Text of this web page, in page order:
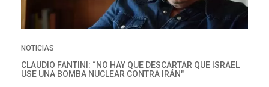
NOTICIAS
CLAUDIO FANTINI: “NO HAY QUE DESCARTAR QUE ISRAEL
USE UNA BOMBA NUCLEAR CONTRA IRÁN"